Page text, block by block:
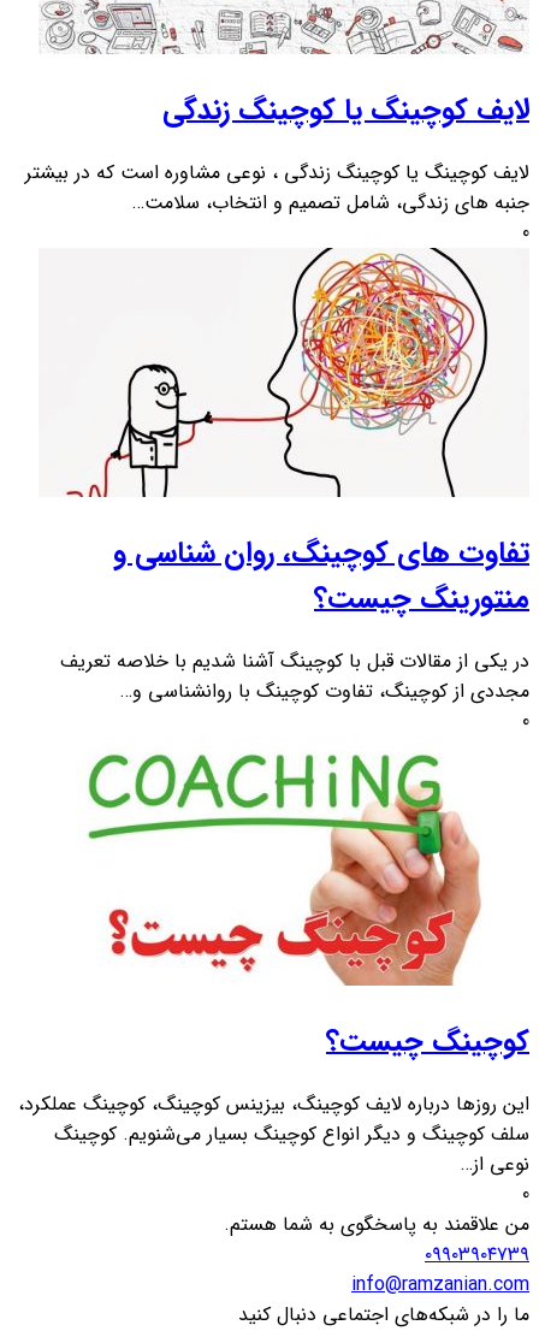
لایف کوچینگ یا کوچینگ زندگی
لایف کوچینگ یا کوچینگ زندگی ، نوعی مشاوره است که در بیشتر
جنبه های زندگی، شامل تصمیم و انتخاب، سلامت…
0
تفاوت های کوچینگ، روان شناسی و
منتورینگ چیست؟
در یکی از مقالات قبل با کوچینگ آشنا شدیم با خلاصه تعریف
مجددی از کوچینگ، تفاوت کوچینگ با روانشناسی و…
0
کوچینگ چیست؟
این روزها درباره لایف کوچینگ، بیزینس کوچینگ، کوچینگ عملکرد،
سلف کوچینگ و دیگر انواع کوچینگ بسیار می‌شنویم. کوچینگ
نوعی از…
0
من علاقمند به پاسخگوی به شما هستم.
۰۹۹۰۳۹۰۴۷۳۹
info@ramzanian.com
ما را در شبکه‌های اجتماعی دنبال کنید